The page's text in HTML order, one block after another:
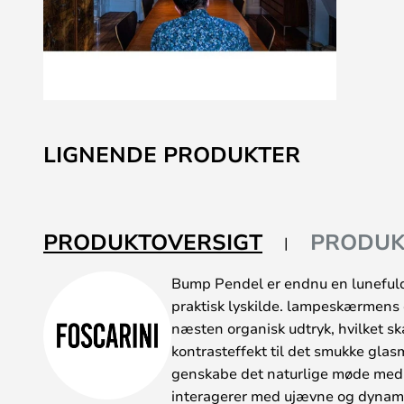
til
starten
LIGNENDE PRODUKTER
PRODUKTOVERSIGT
Bump Pendel er endnu en
praktisk lyskilde.
næsten organisk udtryk, hvilket
kontrasteffekt til det smukke
genskabe det naturlige møde
interagerer med ujævne og